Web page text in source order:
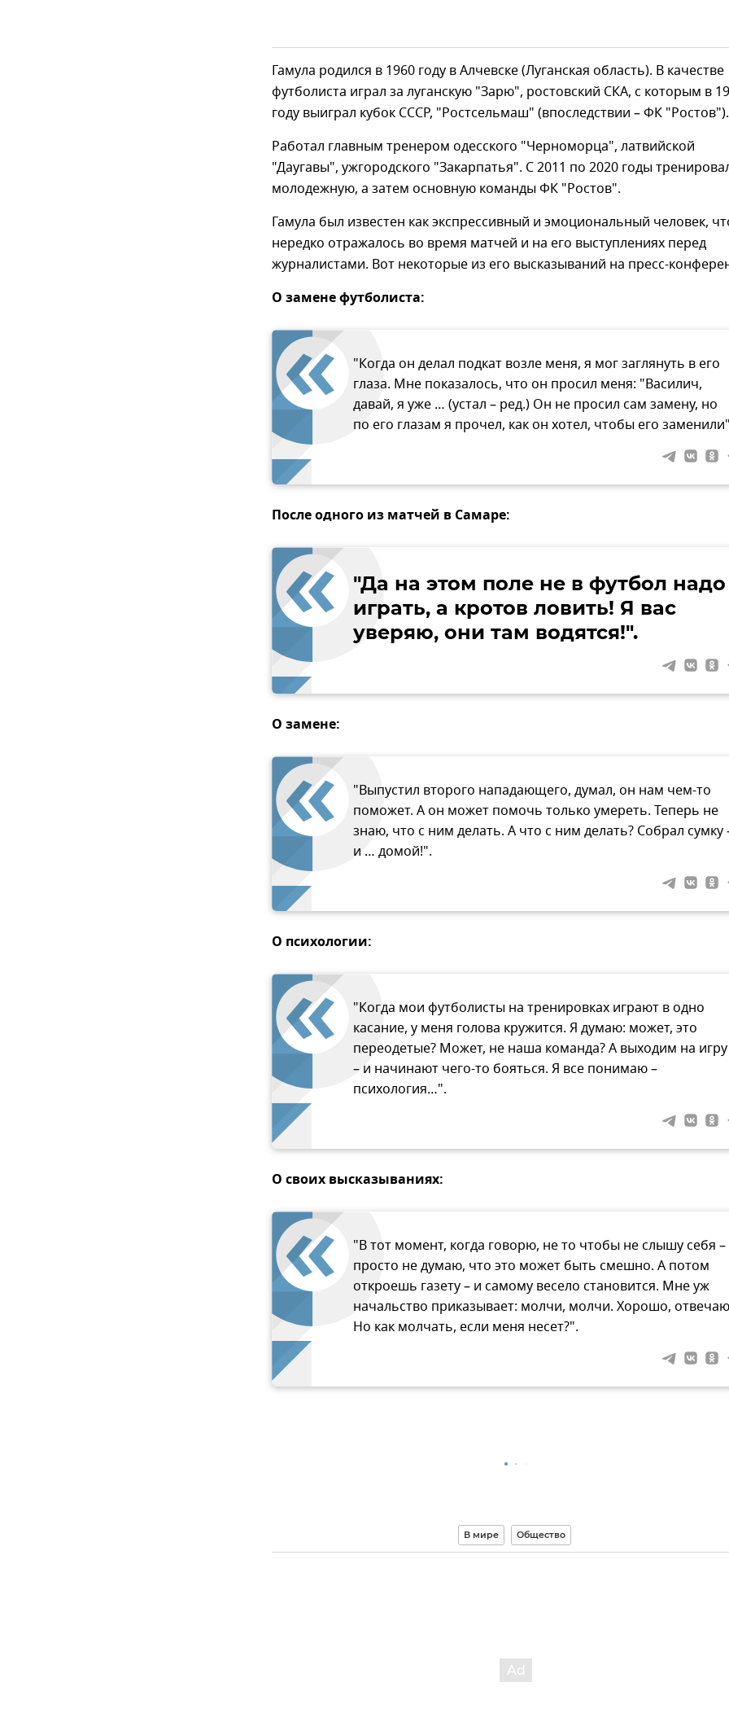
Гамула родился в 1960 году в Алчевске (Луганская область). В качестве
футболиста играл за луганскую "Зарю", ростовский СКА, с которым в
году выиграл кубок СССР, "Ростсельмаш" (впоследствии – ФК "Ростов").
Работал главным тренером одесского "Черноморца", латвийской
"Даугавы", ужгородского "Закарпатья". С 2011 по 2020 годы
молодежную, а затем основную команды ФК "Ростов".
Гамула был известен как экспрессивный и эмоциональный человек,
нередко отражалось во время матчей и на его выступлениях перед
журналистами. Вот некоторые из его высказываний на пресс-
О замене футболиста:
"Когда он делал подкат возле меня, я мог заглянуть в его
глаза. Мне показалось, что он просил меня: "Василич,
давай, я уже … (устал – ред.) Он не просил сам замену, но
по его глазам я прочeл, как он хотел, чтобы его
После одного из матчей в Самаре:
"Да на этом поле не в футбол надо
играть, а кротов ловить! Я вас
уверяю, они там водятся!".
О замене:
"Выпустил второго нападающего, думал, он нам чем-то
поможет. А он может помочь только умереть. Теперь не
знаю, что с ним делать. А что с ним делать? Собрал сумку
и … домой!".
О психологии:
"Когда мои футболисты на тренировках играют в одно
касание, у меня голова кружится. Я думаю: может, это
переодетые? Может, не наша команда? А выходим на игру
– и начинают чего-то бояться. Я все понимаю –
психология…".
О своих высказываниях:
"В тот момент, когда говорю, не то чтобы не слышу себя –
просто не думаю, что это может быть смешно. А потом
откроешь газету – и самому весело становится. Мне уж
начальство приказывает: молчи, молчи. Хорошо,
Но как молчать, если меня несет?".
В мире Общество